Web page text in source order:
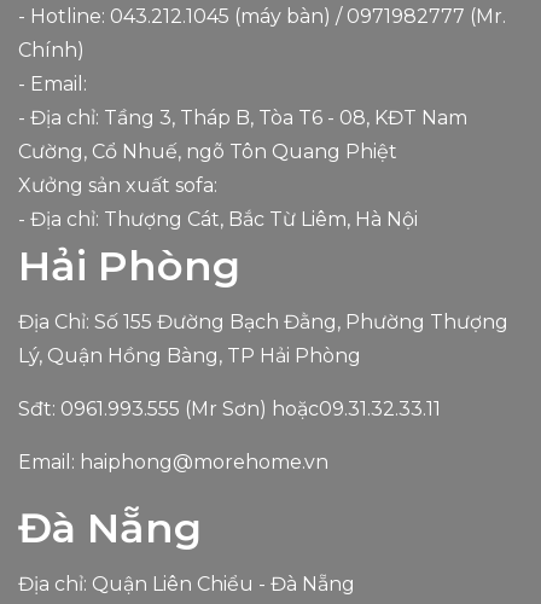
- Hotline: 043.212.1045 (máy bàn) / 0971982777 (Mr.
Chính)
- Email:
- Địa chỉ: Tầng 3, Tháp B, Tòa T6 - 08, KĐT Nam
Cường, Cổ Nhuế, ngõ Tôn Quang Phiệt
Xưởng sản xuất sofa:
- Địa chỉ: Thượng Cát, Bắc Từ Liêm, Hà Nội
Hải Phòng
Địa Chỉ: Số 155 Đường Bạch Đằng, Phường Thượng
Lý, Quận Hồng Bàng, TP Hải Phòng
Sđt: 0961.993.555 (Mr Sơn) hoặc09.31.32.33.11
Email: haiphong@morehome.vn
Đà Nẵng
Địa chỉ: Quận Liên Chiểu - Đà Nẵng